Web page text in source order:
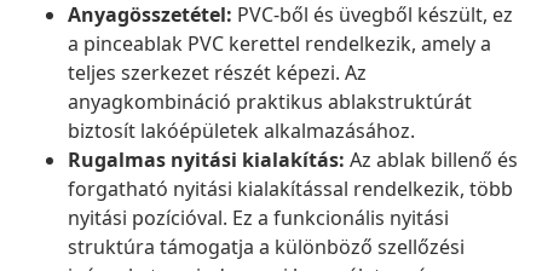
Anyagösszetétel: PVC-ből és üvegből készült, ez
a pinceablak PVC kerettel rendelkezik, amely a
teljes szerkezet részét képezi. Az
anyagkombináció praktikus ablakstruktúrát
biztosít lakóépületek alkalmazásához.
Rugalmas nyitási kialakítás: Az ablak billenő és
forgatható nyitási kialakítással rendelkezik, több
nyitási pozícióval. Ez a funkcionális nyitási
struktúra támogatja a különböző szellőzési